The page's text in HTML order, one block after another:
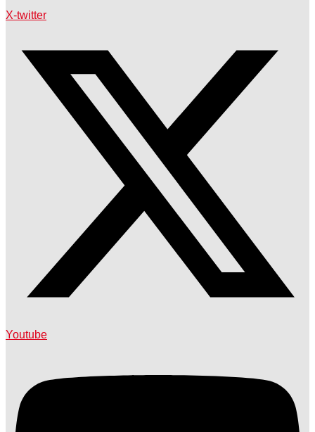
X-twitter
Youtube